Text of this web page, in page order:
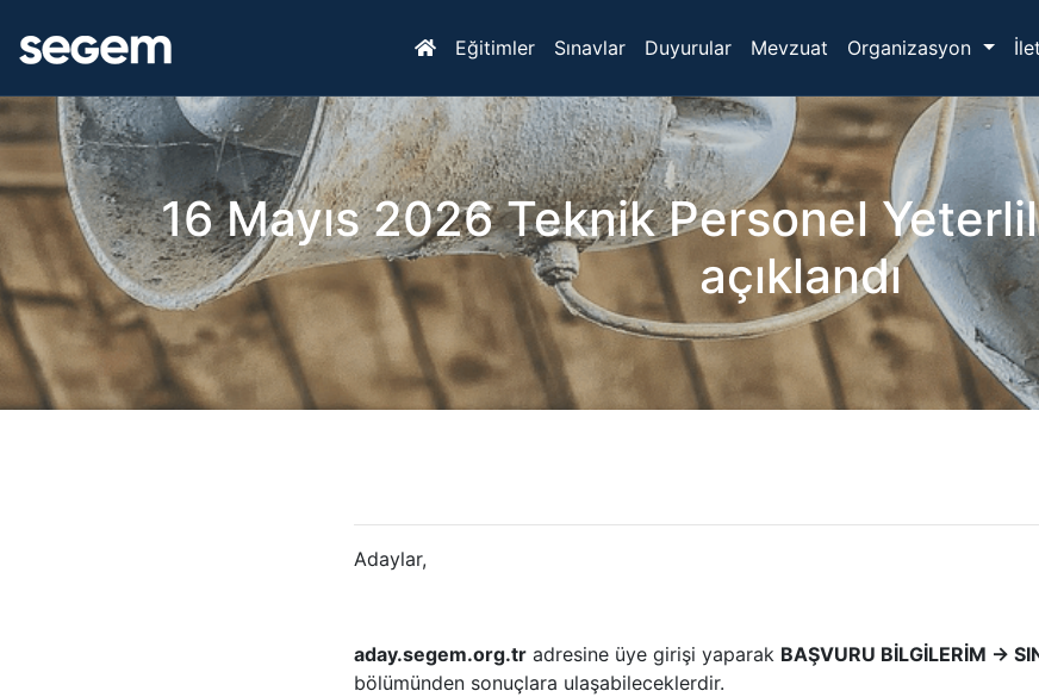
Eğitimler Sınavlar Duyurular Mevzuat Organizasyon
16 Mayıs 2026 Teknik Personel
açıklandı
Adaylar,
aday.segem.org.tr adresine üye girişi yaparak BAŞVURU BİLGİLERİM →
bölümünden sonuçlara ulaşabileceklerdir.